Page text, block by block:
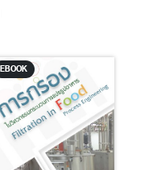
EBOOK